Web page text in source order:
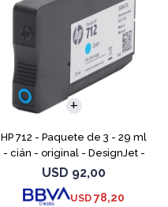
HP 712 - Paquete de 3 - 29 ml
- cián - original - DesignJet -
cartucho de tinta - para
DesignJet Studio, T210, T230,
T250, T630,
USD 92,00
USD 78,20